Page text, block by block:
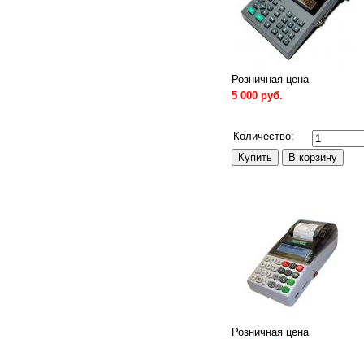
Розничная цена
5 000 руб.
Количество:
Розничная цена